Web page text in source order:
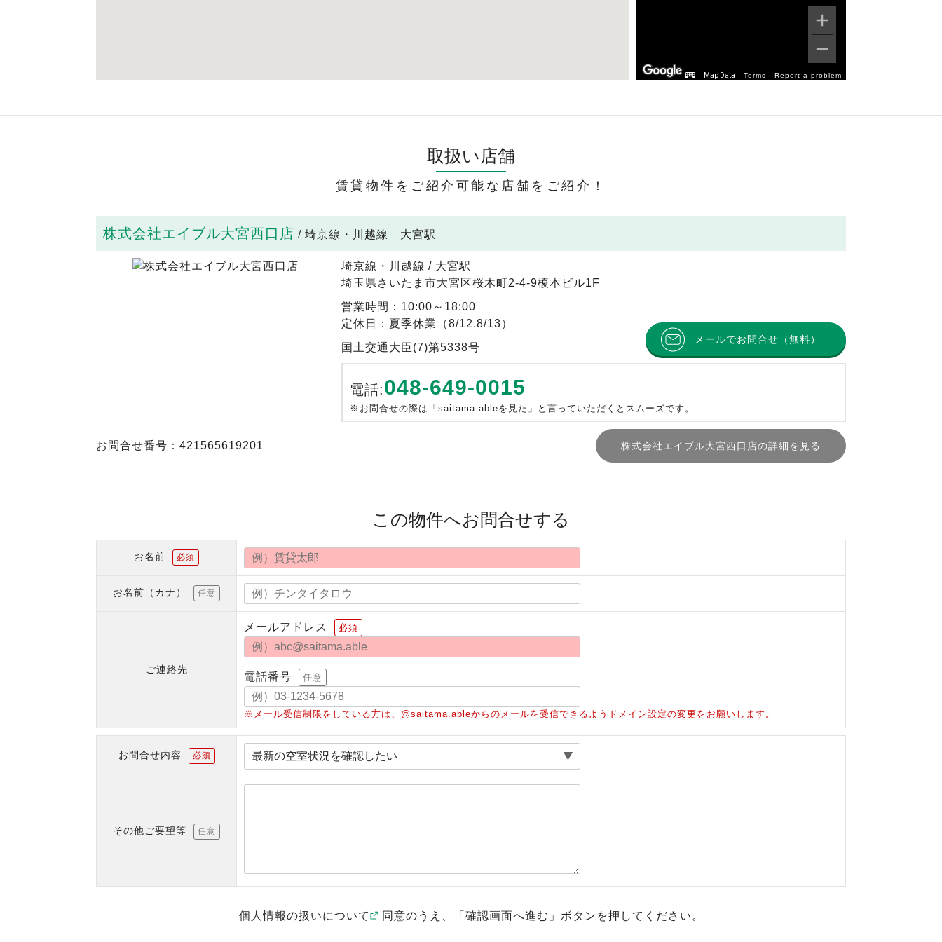
Map Data Terms Report a problem
取扱い店舗
賃貸物件をご紹介可能な店舗をご紹介！
株式会社エイブル大宮西口店 / 埼京線・川越線 大宮駅
埼京線・川越線 / 大宮駅
埼玉県さいたま市大宮区桜木町2-4-9榎本ビル1F
営業時間：10:00～18:00
定休日：夏季休業（8/12.8/13）
国土交通大臣(7)第5338号
メールでお問合せ（無料）
電話:048-649-0015
※お問合せの際は「saitama.ableを見た」と言っていただくとスムーズです。
お問合せ番号：421565619201 株式会社エイブル大宮西口店の詳細を見る
この物件へお問合せする
お名前 必須
お名前（カナ） 任意
ご連絡先
メールアドレス 必須
電話番号 任意
※メール受信制限をしている方は、@saitama.ableからのメールを受信できるようドメイン設定の変更をお願いします。
お問合せ内容 必須
その他ご要望等 任意
個人情報の扱いについて 同意のうえ、「確認画面へ進む」ボタンを押してください。